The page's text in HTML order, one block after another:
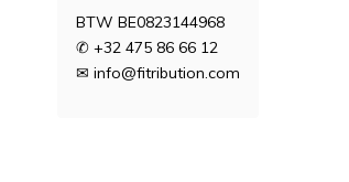
BTW BE0823144968
✆ +32 475 86 66 12
✉ info@fitribution.com